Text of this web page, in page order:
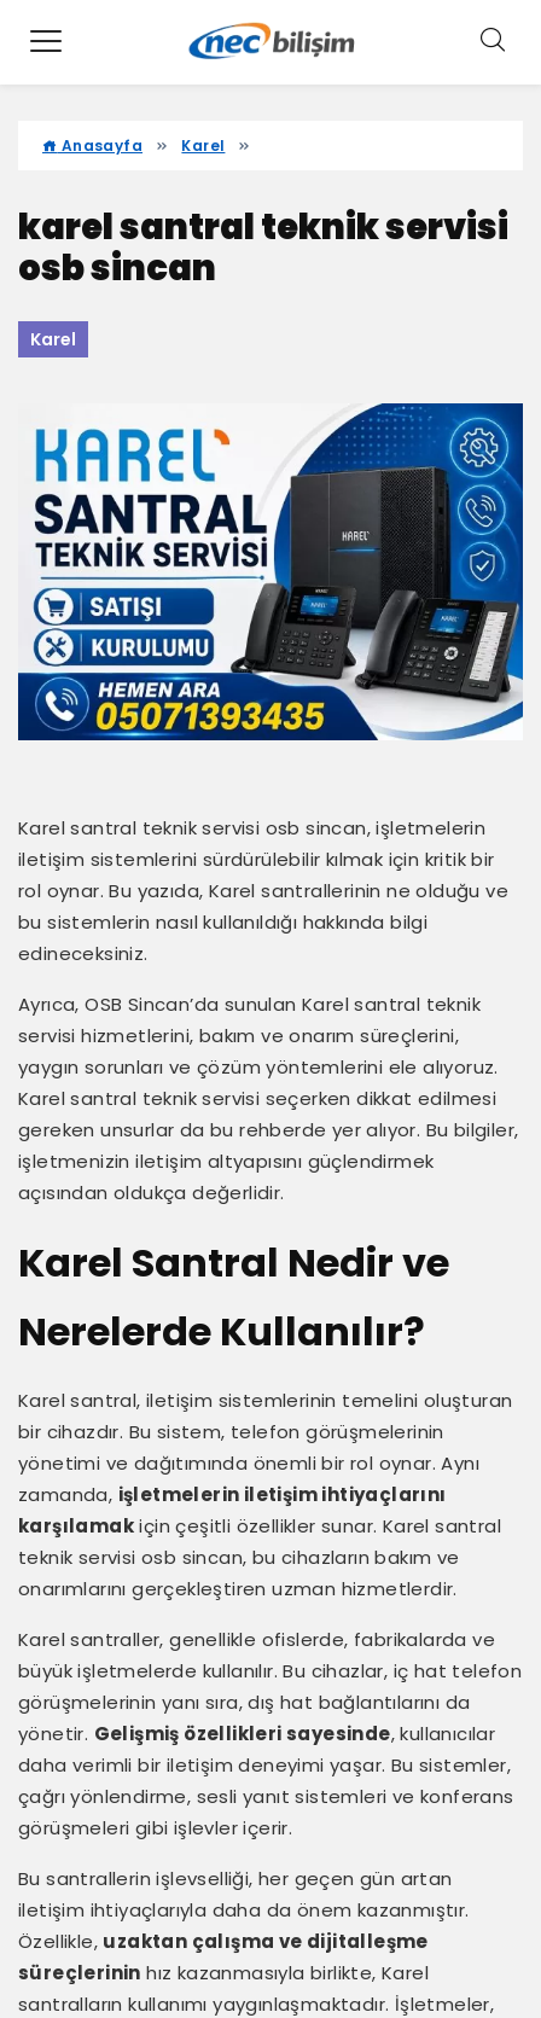
Anasayfa Karel
karel santral teknik servisi
osb sincan
Karel
Karel santral teknik servisi osb sincan, işletmelerin
iletişim sistemlerini sürdürülebilir kılmak için kritik bir
rol oynar. Bu yazıda, Karel santrallerinin ne olduğu ve
bu sistemlerin nasıl kullanıldığı hakkında bilgi
edineceksiniz.
Ayrıca, OSB Sincan’da sunulan Karel santral teknik
servisi hizmetlerini, bakım ve onarım süreçlerini,
yaygın sorunları ve çözüm yöntemlerini ele alıyoruz.
Karel santral teknik servisi seçerken dikkat edilmesi
gereken unsurlar da bu rehberde yer alıyor. Bu bilgiler,
işletmenizin iletişim altyapısını güçlendirmek
açısından oldukça değerlidir.
Karel Santral Nedir ve
Nerelerde Kullanılır?
Karel santral, iletişim sistemlerinin temelini oluşturan
bir cihazdır. Bu sistem, telefon görüşmelerinin
yönetimi ve dağıtımında önemli bir rol oynar. Aynı
zamanda, işletmelerin iletişim ihtiyaçlarını
karşılamakiçin çeşitli özellikler sunar. Karel santral
teknik servisi osb sincan, bu cihazların bakım ve
onarımlarını gerçekleştiren uzman hizmetlerdir.
Karel santraller, genellikle ofislerde, fabrikalarda ve
büyük işletmelerde kullanılır. Bu cihazlar, iç hat telefon
görüşmelerinin yanı sıra, dış hat bağlantılarını da
yönetir. Gelişmiş özellikleri sayesinde, kullanıcılar
daha verimli bir iletişim deneyimi yaşar. Bu sistemler,
çağrı yönlendirme, sesli yanıt sistemleri ve konferans
görüşmeleri gibi işlevler içerir.
Bu santrallerin işlevselliği, her geçen gün artan
iletişim ihtiyaçlarıyla daha da önem kazanmıştır.
Özellikle, uzaktan çalışma ve dijitalleşme
süreçlerinin hız kazanmasıyla birlikte, Karel
santralların kullanımı yaygınlaşmaktadır. İşletmeler,